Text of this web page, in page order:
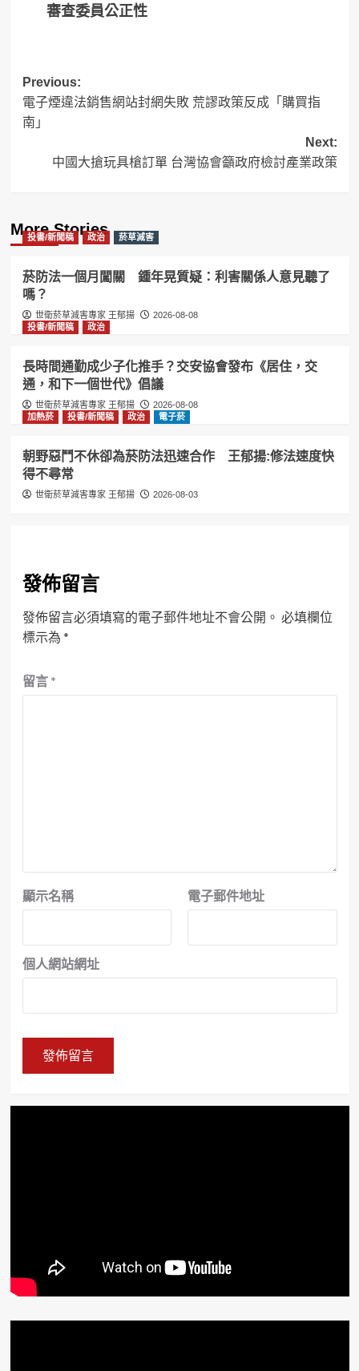
審查委員公正性
Post
navigation
Previous:
電子煙違法銷售網站封網失敗 荒謬政策反成「購買指
南」
Next:
中國大搶玩具槍訂單 台灣協會籲政府檢討產業政策
More Stories
投書/新聞稿 政治 菸草減害
菸防法一個月闖關 鍾年晃質疑：利害關係人意見聽了
嗎？
世衛菸草減害專家 王郁揚
2026-08-08
投書/新聞稿
政治
長時間通勤成少子化推手？交安協會發布《居住，交
通，和下一個世代》倡議
世衛菸草減害專家 王郁揚
2026-08-08
加熱菸
投書/新聞稿 政治 電子菸
朝野惡鬥不休卻為菸防法迅速合作 王郁揚:修法速度快
得不尋常
世衛菸草減害專家 王郁揚 2026-08-03
發佈留言
發佈留言必須填寫的電子郵件地址不會公開。 必填欄位
標示為 *
留言 *
顯示名稱 電子郵件地址
個人網站網址